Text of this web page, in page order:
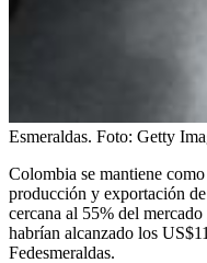
Esmeraldas. Foto: Getty
Colombia se mantiene
producción y exportación
cercana al 55% del
habrían alcanzado los
Fedesmeraldas.